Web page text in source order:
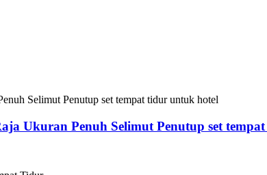
Ukuran Penuh Selimut Penutup set